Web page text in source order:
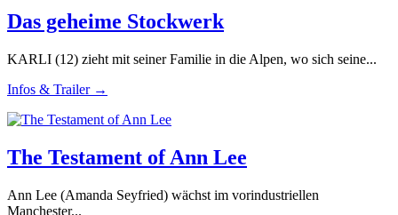
Das geheime Stockwerk
KARLI (12) zieht mit seiner Familie in die Alpen, wo sich seine...
Infos & Trailer →
The Testament of Ann Lee
Ann Lee (Amanda Seyfried) wächst im vorindustriellen
Manchester...